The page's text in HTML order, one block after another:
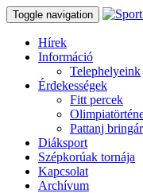
Toggle navigation
Hírek
Információ
Telephelyeink
Érdekességek
Fitt percek
Pattanj
Diáksport
Szépkorúak tornája
Kapcsolat
Archívum